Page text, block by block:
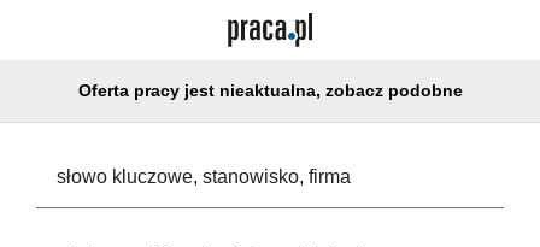
Oferta pracy jest nieaktualna, zobacz podobne